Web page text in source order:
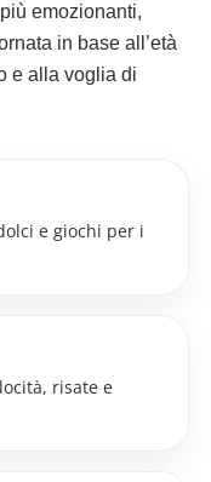
emozionanti,
in base all’età
e alla voglia di
e giochi per i
risate e